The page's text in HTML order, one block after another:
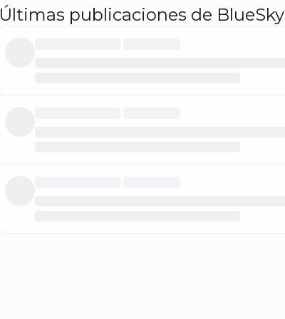
Últimas publicaciones de BlueSky